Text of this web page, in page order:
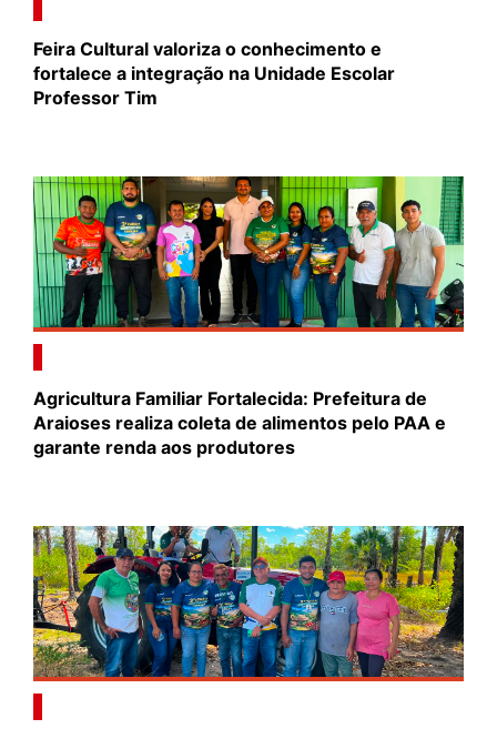
Feira Cultural valoriza o conhecimento e
fortalece a integração na Unidade Escolar
Professor Tim
Agricultura Familiar Fortalecida: Prefeitura de
Araioses realiza coleta de alimentos pelo PAA e
garante renda aos produtores